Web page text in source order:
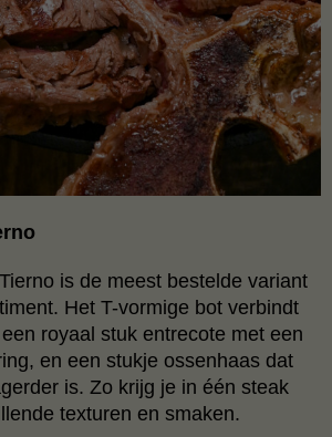
is de meest bestelde variant
Het T-vormige bot verbindt
royaal stuk entrecote met een
en een stukje ossenhaas dat
is. Zo krijg je in één steak
texturen en smaken.